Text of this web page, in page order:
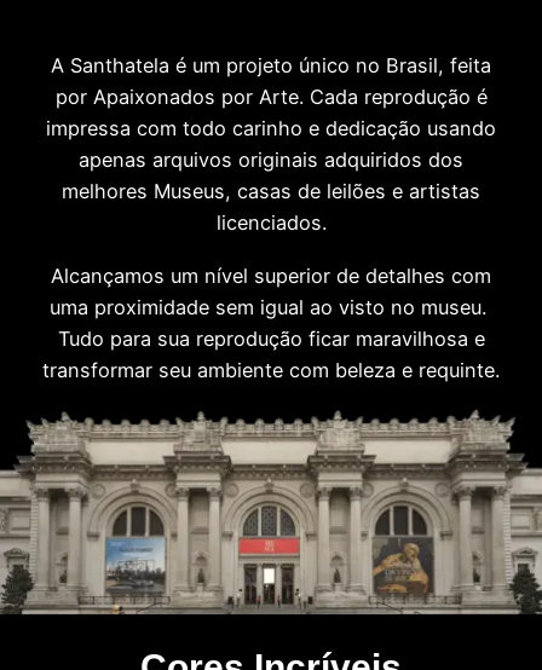
A Santhatela é um projeto único no Brasil, feita
por Apaixonados por Arte. Cada reprodução é
impressa com todo carinho e dedicação usando
apenas arquivos originais adquiridos dos
melhores Museus, casas de leilões e artistas
licenciados.
Alcançamos um nível superior de detalhes com
uma proximidade sem igual ao visto no museu.
Tudo para sua reprodução ficar maravilhosa e
transformar seu ambiente com beleza e requinte.